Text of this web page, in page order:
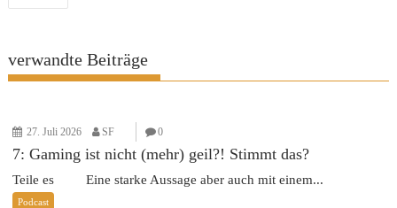
verwandte Beiträge
27. Juli 2026 SF 0
7: Gaming ist nicht (mehr) geil?! Stimmt das?
Teile es Eine starke Aussage aber auch mit einem...
Podcast